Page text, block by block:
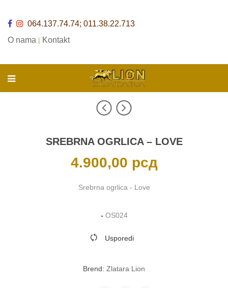
064.137.74.74; 011.38.22.713
O nama | Kontakt
SREBRNA OGRLICA – LOVE
4.900,00 рсд
Srebrna ogrlica - Love
- OS024
Usporedi
Brend: Zlatara Lion